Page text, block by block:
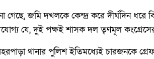
গেছে, জমি দখলকে কেন্দ্র করে দীর্ঘদিন
যে, দুই পক্ষই শাসক দল তৃণমূল কংগ্রেসের
থানার পুলিশ ইতিমধ্যেই চারজনকে